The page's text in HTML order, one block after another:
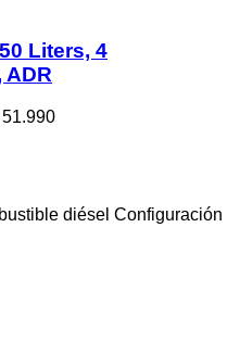
Liters, 4
ADR
diésel Configuración